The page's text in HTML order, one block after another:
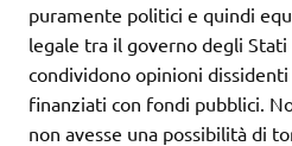
puramente politici e quindi
legale tra il governo degli
condividono opinioni dissidenti
finanziati con fondi pubblici.
non avesse una possibilità di